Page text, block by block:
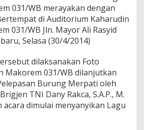
a
031/WB merayakan dengan
di Auditorium Kaharudin
031/WB Jln. Mayor Ali Rasyid
Selasa (30/4/2014)
dilaksanakan Foto
Makorem 031/WB dilanjutkan
Burung Merpati oleh
TNI Dany Rakca, S.A.P., M.
acara dimulai menyanyikan Lagu